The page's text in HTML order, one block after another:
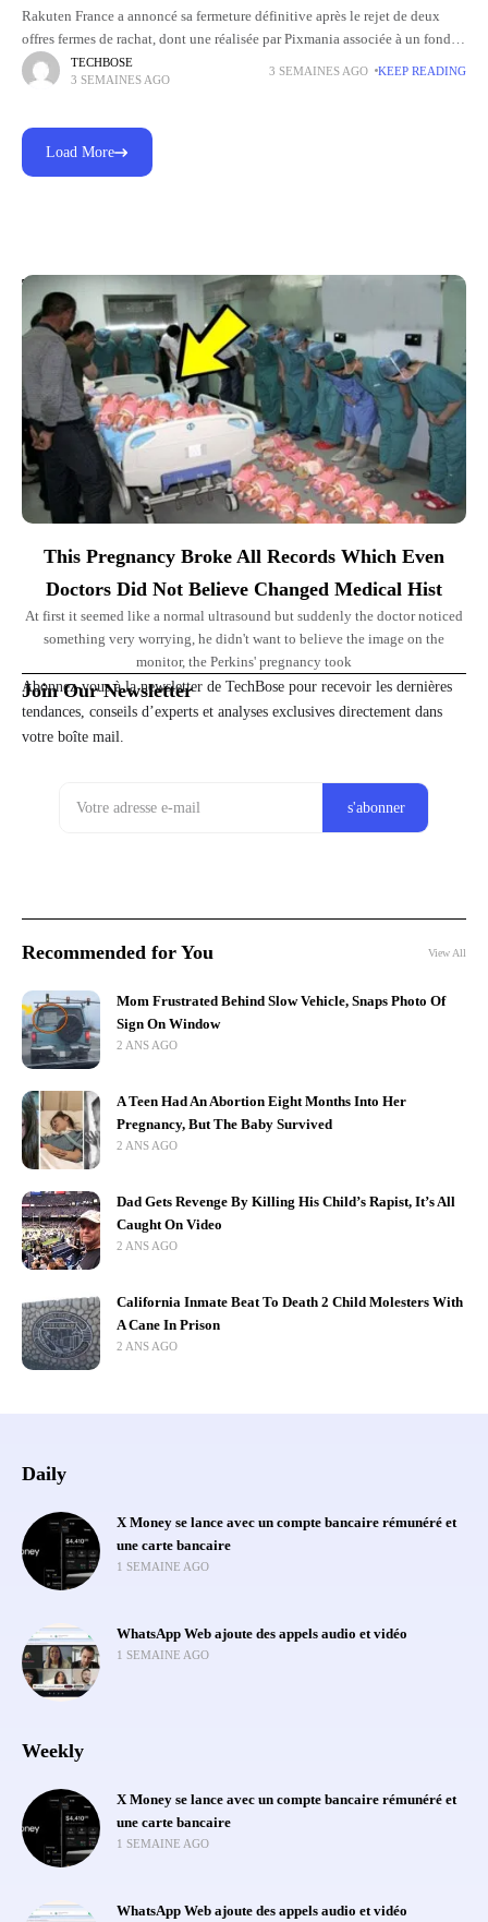
Rakuten France a annoncé sa fermeture définitive après le rejet de deux
offres fermes de rachat, dont une réalisée par Pixmania associée à un fonds
d'investissement étranger. Un plan social
TECHBOSE
3 SEMAINES AGO
3 SEMAINES AGO KEEP READING
Load More
Top Picks for You
This Pregnancy Broke All Records Which Even
Doctors Did Not Believe Changed Medical Hist
At first it seemed like a normal ultrasound but suddenly the doctor noticed
something very worrying, he didn't want to believe the image on the
monitor, the Perkins' pregnancy took
Join Our Newsletter
Abonnez-vous à la newsletter de TechBose pour recevoir les dernières
tendances, conseils d’experts et analyses exclusives directement dans
votre boîte mail.
Recommended for You View All
Mom Frustrated Behind Slow Vehicle, Snaps Photo Of
Sign On Window
2 ANS AGO
A Teen Had An Abortion Eight Months Into Her
Pregnancy, But The Baby Survived
2 ANS AGO
Dad Gets Revenge By Killing His Child’s Rapist, It’s All
Caught On Video
2 ANS AGO
California Inmate Beat To Death 2 Child Molesters With
A Cane In Prison
2 ANS AGO
Daily
X Money se lance avec un compte bancaire rémunéré et
une carte bancaire
1 SEMAINE AGO
WhatsApp Web ajoute des appels audio et vidéo
1 SEMAINE AGO
Weekly
X Money se lance avec un compte bancaire rémunéré et
une carte bancaire
1 SEMAINE AGO
WhatsApp Web ajoute des appels audio et vidéo